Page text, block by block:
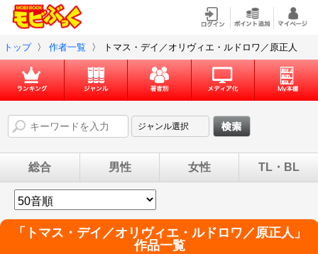
トップ 〉 作者一覧 〉 トマス・デイ／オリヴィエ・ルドロワ／原正人
総合 男性 女性 TL・BL
「 トマス・デイ／オリヴィエ・ルドロワ／原正人 」
作品一覧